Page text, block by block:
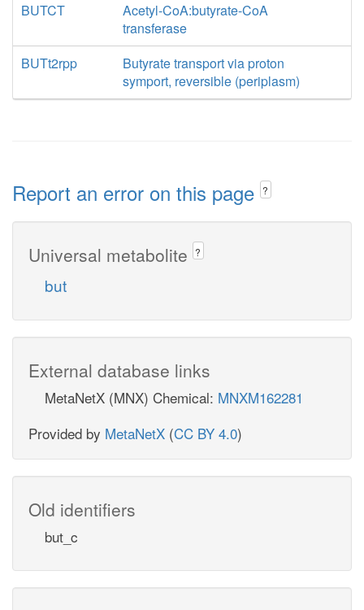
BUTCT
Acetyl-CoA:butyrate-CoA
transferase
BUTt2rpp
Butyrate transport via proton
symport, reversible (periplasm)
Report an error on this page ?
Universal metabolite ?
but
External database links
MetaNetX (MNX) Chemical: MNXM162281
Provided by MetaNetX (CC BY 4.0)
Old identifiers
but_c